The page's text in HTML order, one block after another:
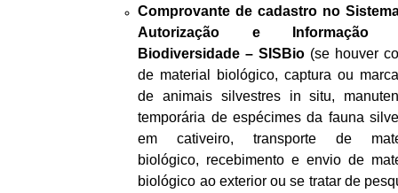
Comprovante de cadastro no
Autorização e Informação
Biodiversidade – SISBio (se houver
de material biológico, captura ou
de animais silvestres in situ,
temporária de espécimes da fauna
em cativeiro, transporte de
biológico, recebimento e envio de
biológico ao exterior ou se tratar de